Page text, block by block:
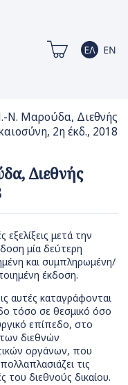
Ν. Μαρούδα, Διεθνής
2η έκδ., 2018
Διεθνής
εξελίξεις μετά την
μία δεύτερη
και συμπληρωμένη/
έκδοση.
αυτές καταγράφονται
τόσο σε θεσμικό όσο
επίπεδο, στο
διεθνών
οργάνων, που
τις
του διεθνούς δικαίου.